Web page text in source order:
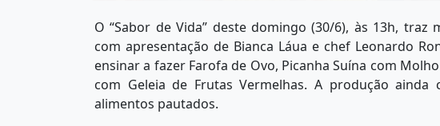
O “Sabor de Vida” deste domingo (30/6), às 13h, traz
com apresentação de Bianca Láua e chef Leonardo
ensinar a fazer Farofa de Ovo, Picanha Suína com
com Geleia de Frutas Vermelhas. A produção ainda
alimentos pautados.